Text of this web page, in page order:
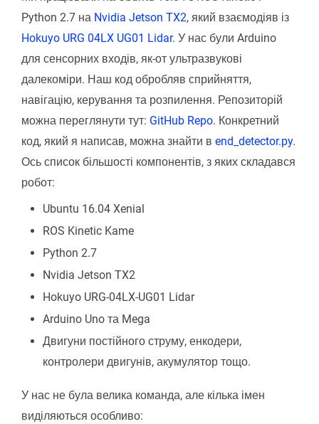
Python 2.7 на Nvidia Jetson TX2, який взаємодіяв із
Hokuyo URG 04LX UG01 Lidar. У нас були Arduino
для сенсорних входів, як-от ультразвукові
далекоміри. Наш код обробляв сприйняття,
навігацію, керування та розпилення. Репозиторій
можна переглянути тут: GitHub Repo. Конкретний
код, який я написав, можна знайти в end_detector.py.
Ось список більшості компонентів, з яких складався
робот:
Ubuntu 16.04 Xenial
ROS Kinetic Kame
Python 2.7
Nvidia Jetson TX2
Hokuyo URG-04LX-UG01 Lidar
Arduino Uno та Mega
Двигуни постійного струму, енкодери,
контролери двигунів, акумулятор тощо.
У нас не була велика команда, але кілька імен
виділяються особливо: